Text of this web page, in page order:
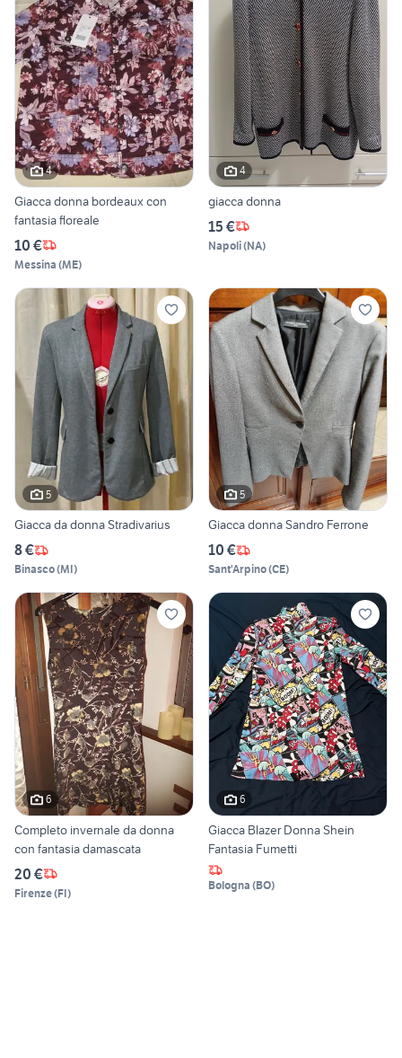
4
Giacca donna bordeaux con
fantasia floreale
10 €
Messina (ME)
4
giacca donna
15 €
Napoli(NA)
5
Giacca da donna Stradivarius
8 €
Binasco(MI)
5
Giacca donna Sandro Ferrone
10 €
Sant'Arpino(CE)
6
Completo invernale da donna
con fantasia damascata
20 €
Firenze(FI)
6
Giacca Blazer Donna Shein
Fantasia Fumetti
Bologna (BO)